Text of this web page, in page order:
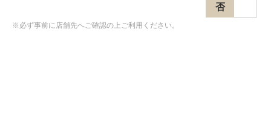
否
※必ず事前に店舗先へご確認の上ご利用ください。